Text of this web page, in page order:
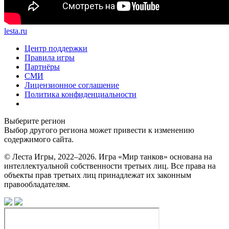
lesta.ru
Центр поддержки
Правила игры
Партнёры
СМИ
Лицензионное соглашение
Политика конфиденциальности
Выберите регион
Выбор другого региона может привести к изменению
содержимого сайта.
© Леста Игры, 2022–2026. Игра «Мир танков» основана на
интеллектуальной собственности третьих лиц. Все права на
объекты прав третьих лиц принадлежат их законным
правообладателям.